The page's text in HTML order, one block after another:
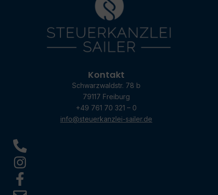
Kontakt
Schwarzwaldstr. 78 b
79117 Freiburg
+49 761 70 321 – 0
info@steuerkanzlei-sailer.de